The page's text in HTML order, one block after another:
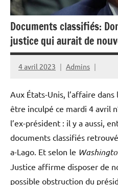
Documents classifiés:
justice qui aurait de
4 avril 2023 Admins
Aux États-Unis, l’affaire
être inculpé ce mardi 4 avril
l’ex-président : il y a aussi,
documents classifiés
a-Lago. Et selon le
Justice affirme disposer de
possible obstruction du